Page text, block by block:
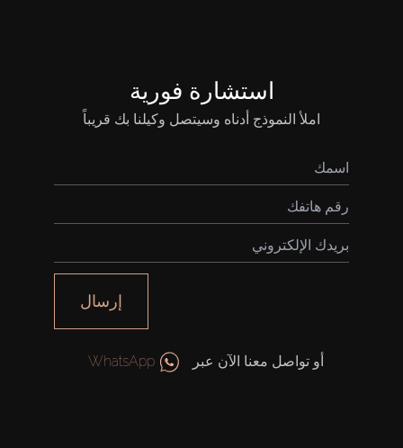
استشارة فورية
املأ النموذج أدناه وسيتصل وكيلنا بك قريباً
إرسال
أو تواصل معنا الآن عبر WhatsApp